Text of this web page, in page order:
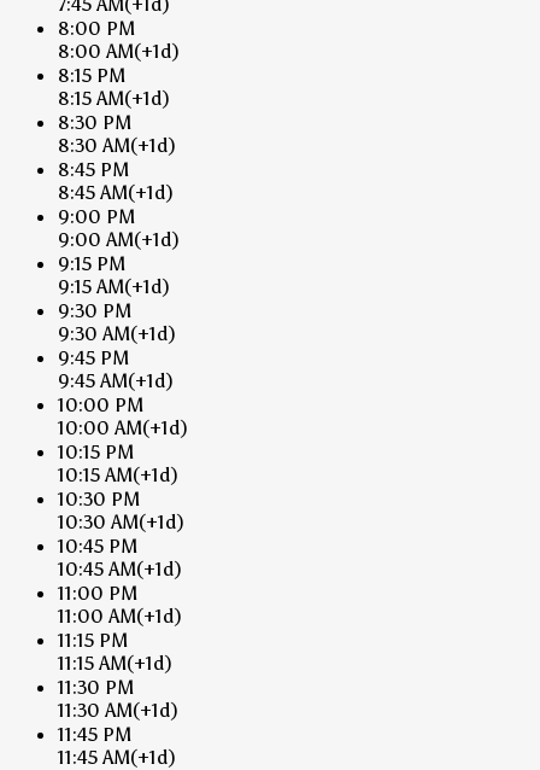
8:00 PM
8:00 AM(+1d)
8:15 PM
8:15 AM(+1d)
8:30 PM
8:30 AM(+1d)
8:45 PM
8:45 AM(+1d)
9:00 PM
9:00 AM(+1d)
9:15 PM
9:15 AM(+1d)
9:30 PM
9:30 AM(+1d)
9:45 PM
9:45 AM(+1d)
10:00 PM
10:00 AM(+1d)
10:15 PM
10:15 AM(+1d)
10:30 PM
10:30 AM(+1d)
10:45 PM
10:45 AM(+1d)
11:00 PM
11:00 AM(+1d)
11:15 PM
11:15 AM(+1d)
11:30 PM
11:30 AM(+1d)
11:45 PM
11:45 AM(+1d)